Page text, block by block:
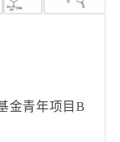
金青年项目B